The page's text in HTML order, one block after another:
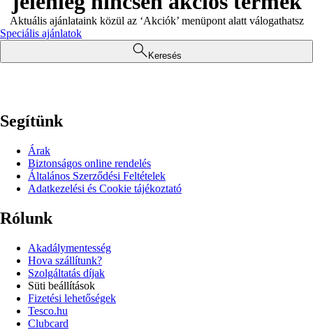
Aktuális ajánlataink közül az ‘Akciók’ menüpont alatt válogathatsz
Speciális ajánlatok
Keresés
Segítünk
Árak
Biztonságos online rendelés
Általános Szerződési Feltételek
Adatkezelési és Cookie tájékoztató
Rólunk
Akadálymentesség
Hova szállítunk?
Szolgáltatás díjak
Süti beállítások
Fizetési lehetőségek
Tesco.hu
Clubcard